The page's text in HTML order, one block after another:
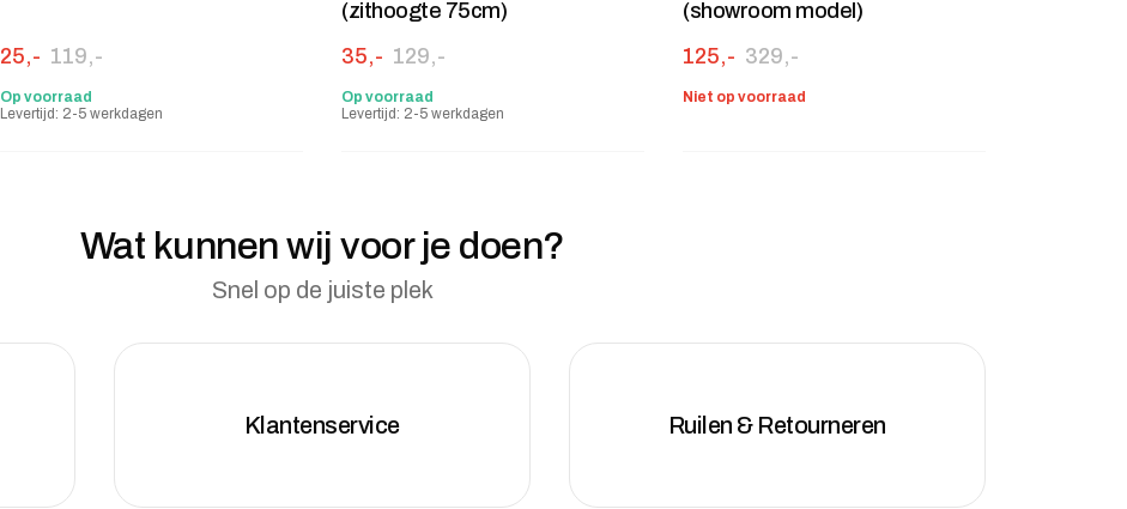
119,-
Oorspronkelijke prijs was: 119,-.
25,-
Huidige prijs is: 25,-.
Op voorraad
Levertijd: 2-5 werkdagen
(zithoogte 75cm)
129,-
Oorspronkelijke prijs was: 129,-.
35,-
Huidige prijs is: 35,-.
Op voorraad
Levertijd: 2-5 werkdagen
(showroom model)
329,-
Oorspronkelijke prijs was: 329,-.
125,-
Huidige prijs is: 125,-.
Niet op voorraad
Wat kunnen wij voor je doen?
Snel op de juiste plek
Klantenservice Ruilen & Retourneren